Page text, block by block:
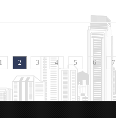
成。海外侵权责任险累计承保企业479家，
在广州市排名第一。今年，广州开发区将
布局指导、海外风险预警、涉外人才培养于
，案例剖析破解难题海外知识产权实战培
业在创新实践中的卓越成果，通过案例分
此次活动自2025年10月启动案例征集，面
专家从案例的代表性、影响力、创新性、
选出“2025年度广东知识产权强企典型案例
。会议起始，粤高董事长任重为报告会致
企业在知识产权创造、运用、保护、管
1 2 3 4 5 6 7